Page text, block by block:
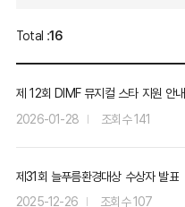
Total :16
제 12회 DIMF 뮤지컬 스타 지원 안내
2026-01-28
141
제31회 늘푸름환경대상 수상자 발표
2025-12-26
107